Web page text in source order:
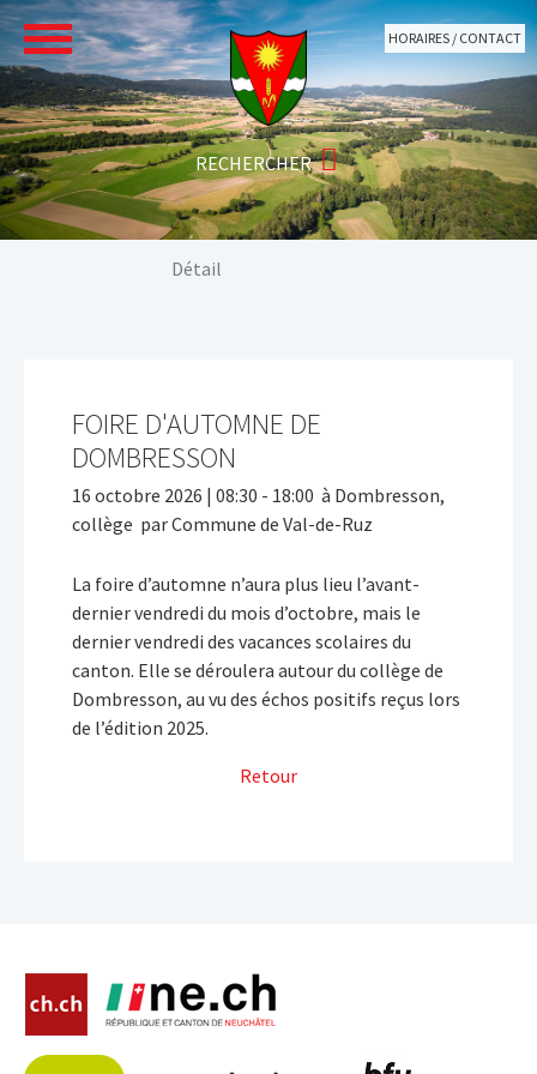
Aller au contenu principal
HORAIRES / CONTACT
Détail
FOIRE D'AUTOMNE DE
DOMBRESSON
16 octobre 2026 | 08:30 - 18:00 à Dombresson,
collège par Commune de Val-de-Ruz
La foire d’automne n’aura plus lieu l’avant-
dernier vendredi du mois d’octobre, mais le
dernier vendredi des vacances scolaires du
canton. Elle se déroulera autour du collège de
Dombresson, au vu des échos positifs reçus lors
de l’édition 2025.
Retour